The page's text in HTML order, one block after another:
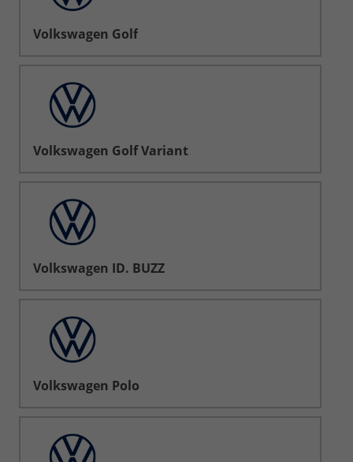
Volkswagen Golf
Volkswagen Golf Variant
Volkswagen ID. BUZZ
Volkswagen Polo